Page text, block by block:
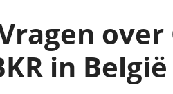
over
in België